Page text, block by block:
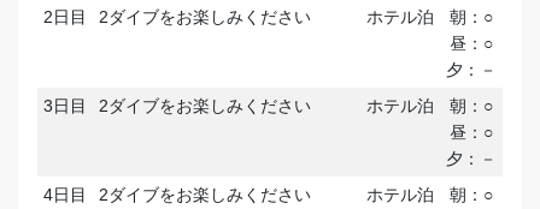
2日目 2ダイブをお楽しみください ホテル泊
朝：○
昼：○
夕：－
3日目
2ダイブをお楽しみください ホテル泊
朝：○
昼：○
夕：－
4日目
2ダイブをお楽しみください ホテル泊
朝：○